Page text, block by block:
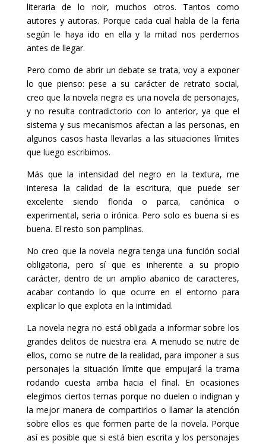
literaria de lo noir, muchos otros. Tantos como
autores y autoras. Porque cada cual habla de la feria
según le haya ido en ella y la mitad nos perdemos
antes de llegar.
Pero como de abrir un debate se trata, voy a exponer
lo que pienso: pese a su carácter de retrato social,
creo que la novela negra es una novela de personajes,
y no resulta contradictorio con lo anterior, ya que el
sistema y sus mecanismos afectan a las personas, en
algunos casos hasta llevarlas a las situaciones límites
que luego escribimos.
Más que la intensidad del negro en la textura, me
interesa la calidad de la escritura, que puede ser
excelente siendo florida o parca, canónica o
experimental, seria o irónica. Pero solo es buena si es
buena. El resto son pamplinas.
No creo que la novela negra tenga una función social
obligatoria, pero sí que es inherente a su propio
carácter, dentro de un amplio abanico de caracteres,
acabar contando lo que ocurre en el entorno para
explicar lo que explota en la intimidad.
La novela negra no está obligada a informar sobre los
grandes delitos de nuestra era. A menudo se nutre de
ellos, como se nutre de la realidad, para imponer a sus
personajes la situación límite que empujará la trama
rodando cuesta arriba hacia el final. En ocasiones
elegimos ciertos temas porque no duelen o indignan y
la mejor manera de compartirlos o llamar la atención
sobre ellos es que formen parte de la novela. Porque
así es posible que si está bien escrita y los personajes